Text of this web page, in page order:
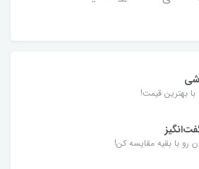
بهترین قیمت!
رو با بقیه مقایسه کن!